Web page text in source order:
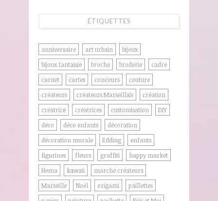
ÉTIQUETTES
anniversaire art urbain
bijoux
bijoux fantaisie
broche broderie
cadre
carnet
cartes concours
couture
créateurs
créateurs Marseillais
création
créatrice
créatrices customisation
DIY
déco
déco enfants
décoration
décoration murale
Edding
enfants
figurines
fleurs graffiti
happy market
Hema
kawaii
marché créateurs
Marseille
Noël origami
paillettes